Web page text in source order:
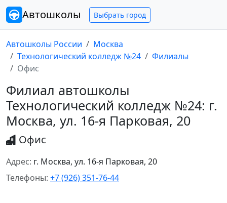
Автошколы Выбрать город
Автошколы России
Москва
Технологический колледж №24
Филиалы
Офис
Филиал автошколы
Технологический колледж №24: г.
Москва, ул. 16-я Парковая, 20
Офис
Адрес: г. Москва, ул. 16-я Парковая, 20
Телефоны: +7 (926) 351-76-44